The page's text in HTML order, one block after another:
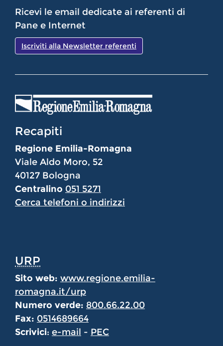
Ricevi le email dedicate ai referenti di
Pane e Internet
Iscriviti alla Newsletter referenti
Recapiti
Regione Emilia-Romagna
Viale Aldo Moro, 52
40127 Bologna
Centralino 051 5271
Cerca telefoni o indirizzi
URP
Sito web: www.regione.emilia-
romagna.it/urp
Numero verde: 800.66.22.00
Fax: 0514689664
Scrivici: e-mail - PEC